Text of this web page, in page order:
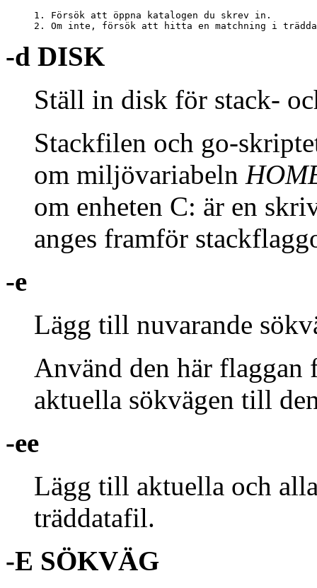
1. Försök att öppna katalogen du skrev in.
2. Om inte, försök att hitta en matchning i
-d DISK
Ställ in disk för stack-
Stackfilen och go-
om miljövariabeln
om enheten C: är en
anges framför
-e
Lägg till nuvarande
Använd den här flaggan
aktuella sökvägen till
-ee
Lägg till aktuella och
träddatafil.
-E SÖKVÄG